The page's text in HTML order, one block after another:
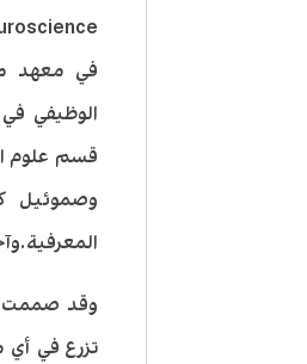
وقد صممت
تزرع في أي